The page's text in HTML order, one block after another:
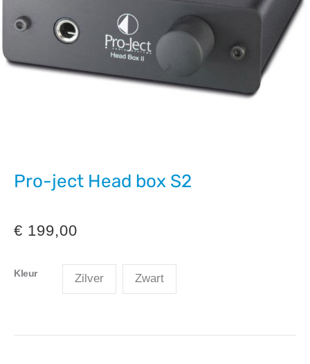
Pro-ject Head box S2
€ 199,00
Kleur Zilver Zwart